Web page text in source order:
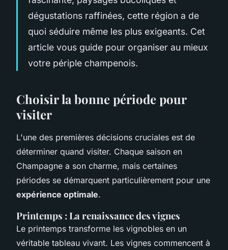
dégustations raffinées, cette région a de
quoi séduire même les plus exigeants. Cet
article vous guide pour organiser au mieux
votre périple champenois.
Choisir la bonne période pour
visiter
L'une des premières décisions cruciales est de
déterminer quand visiter. Chaque saison en
Champagne a son charme, mais certaines
périodes se démarquent particulièrement pour une
expérience optimale.
Printemps : La renaissance des vignes
Le printemps transforme les vignobles en un
véritable tableau vivant. Les vignes commencent à